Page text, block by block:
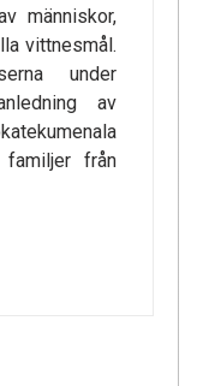
människor,
vittnesmål.
under
av
familjer från